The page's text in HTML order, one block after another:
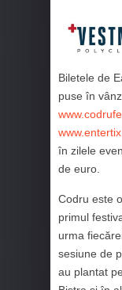
Biletele de
puse în
în zilele
de euro.
Codru este
primul
urma
sesiune de
au plantat